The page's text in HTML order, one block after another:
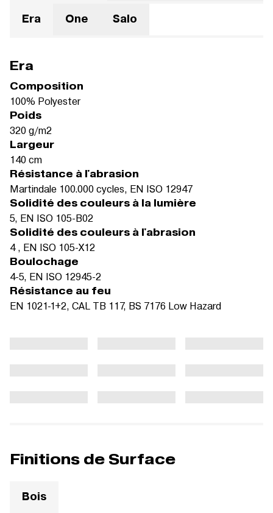
Era One Salo
Era
Composition
100% Polyester
Poids
320 g/m2
Largeur
140 cm
Résistance à l'abrasion
Martindale 100.000 cycles, EN ISO 12947
Solidité des couleurs à la lumière
5, EN ISO 105-B02
Solidité des couleurs à l'abrasion
4 , EN ISO 105-X12
Boulochage
4-5, EN ISO 12945-2
Résistance au feu
EN 1021-1+2, CAL TB 117, BS 7176 Low Hazard
Finitions de Surface
Bois